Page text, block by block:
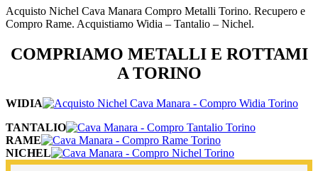
Acquisto Nichel Cava Manara Compro Metalli Torino. Recupero e
Compro Rame. Acquistiamo Widia – Tantalio – Nichel.
COMPRIAMO METALLI E ROTTAMI
A TORINO
WIDIA
TANTALIO
RAME
NICHEL